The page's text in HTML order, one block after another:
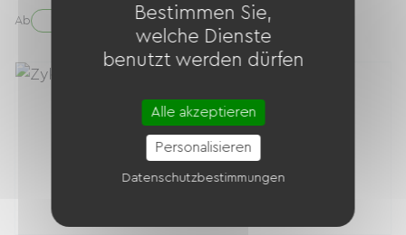
Ab 30.00 € / TagBestimmen Sie,
welche Dienste
benutzt werden dürfen
Alle akzeptieren
Personalisieren
Datenschutzbestimmungen